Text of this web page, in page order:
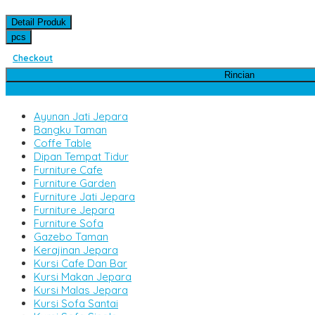
Detail Produk
pcs
Checkout
Rincian
Ayunan Jati Jepara
Bangku Taman
Coffe Table
Dipan Tempat Tidur
Furniture Cafe
Furniture Garden
Furniture Jati Jepara
Furniture Jepara
Furniture Sofa
Gazebo Taman
Kerajinan Jepara
Kursi Cafe Dan Bar
Kursi Makan Jepara
Kursi Malas Jepara
Kursi Sofa Santai